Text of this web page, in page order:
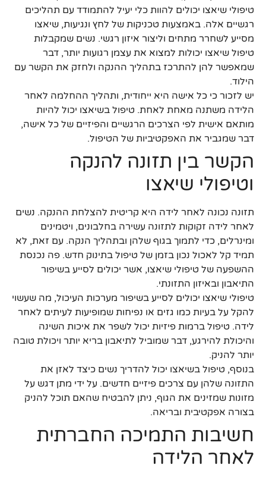
טיפולי שיאצו יכולים להוות כלי יעיל להתמודד עם תהליכים
רגשיים אלה. באמצעות טכניקות של לחץ ונגיעות, שיאצו
מסייע לשחרר מתחים וליצור איזון רגשי. נשים שמקבלות
טיפול שיאצו יכולות למצוא את עצמן רגועות יותר, דבר
שמאפשר להן להתרכז בתהליך ההנקה ולחזק את הקשר עם
הילוד.
יש לזכור כי כל אישה היא ייחודית, ותהליך ההחלמה לאחר
הלידה משתנה מאחת לאחת. טיפול בשיאצו יכול להיות
מותאם אישית לפי הצרכים הרגשיים והפיזיים של כל אישה,
דבר שמגביר את האפקטיביות של הטיפול.
הקשר בין תזונה להנקה
וטיפולי שיאצו
תזונה נכונה לאחר לידה היא קריטית להצלחת ההנקה. נשים
לאחר לידה זקוקות לתזונה עשירה בחלבונים, ויטמינים
ומינרלים, כדי לתמוך בגוף שלהן ובתהליך הנקה. עם זאת, לא
תמיד קל לאכול נכון בזמן של טיפול בתינוק חדש. פה נכנסת
ההשפעה של טיפולי שיאצו, אשר יכולים לסייע בשיפור
התיאבון ובאיזון התזונתי.
טיפולי שיאצו יכולים לסייע בשיפור מערכות העיכול, מה שעשוי
להקל על בעיות כמו גזים או נפיחות שמופיעות לעיתים לאחר
לידה. טיפול ברמות פיזיות יכול לשפר את איכות השינה
והיכולת להירגע, דבר שמוביל לתיאבון בריא יותר ויכולת טובה
יותר להניק.
בנוסף, טיפול בשיאצו יכול להדריך נשים כיצד לאזן את
התזונה שלהן עם צרכים פיזיים חדשים. על ידי מתן דגש על
מזונות שמזינים את הגוף, ניתן להבטיח שהאם תוכל להניק
בצורה אפקטיבית ובריאה.
חשיבות התמיכה החברתית
לאחר הלידה